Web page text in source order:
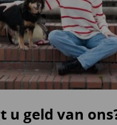
u geld van